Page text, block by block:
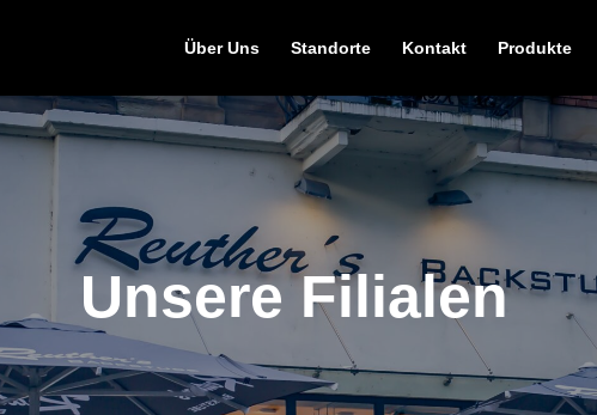
Über Uns Standorte Kontakt Produkte
Unsere Filialen